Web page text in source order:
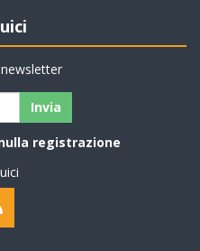
registrazione